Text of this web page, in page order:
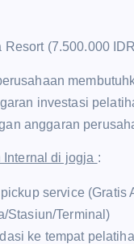
Resort (7.500.000
investasi
anggaran
Internal di jogja :
service (Gratis
Stasiun/Terminal)
ke tempat